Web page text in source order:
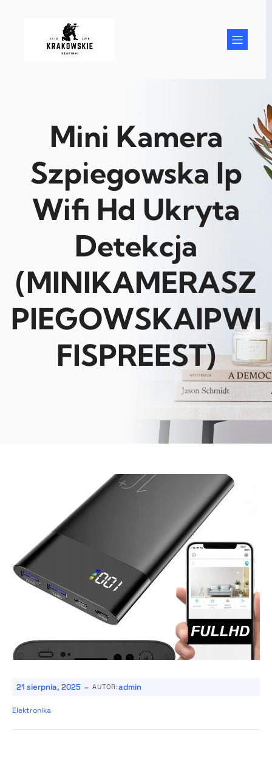
Mini Kamera
Szpiegowska Ip
Wifi Hd Ukryta
Detekcja
(MINIKAMERASZ
PIEGOWSKAIPWI
FISPREEST)
21 sierpnia, 2025 - AUTOR:admin
Elektronika